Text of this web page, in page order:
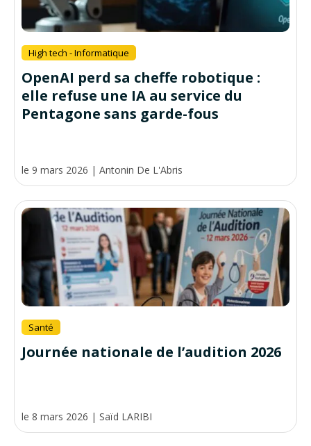
High tech - Informatique
OpenAI perd sa cheffe robotique :
elle refuse une IA au service du
Pentagone sans garde-fous
le 9 mars 2026 | Antonin De L'Abris
Santé
Journée nationale de l’audition 2026
le 8 mars 2026 | Saïd LARIBI